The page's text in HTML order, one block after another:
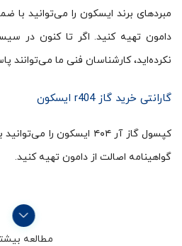
مبردهای برند ایسکون را می‌توانید با
دامون تهیه کنید. اگر تا کنون در
نکرده‌اید، کارشناسان فنی ما می‌توانند
گارانتی خرید گاز r404 ایسکون
کپسول گاز آر ۴۰۴ ایسکون
گواهینامه اصالت از دامون تهیه کنید.
مطالعه